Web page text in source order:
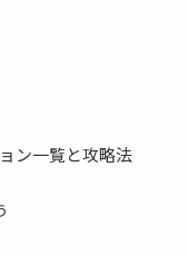
ン一覧と攻略法